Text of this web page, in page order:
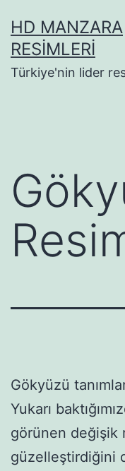
geçHD MANZARA
RESIMLERI
Türkiye'nin lider
Gökyüzü
Yukarı
görünen değişik
güzelleştirdiğini